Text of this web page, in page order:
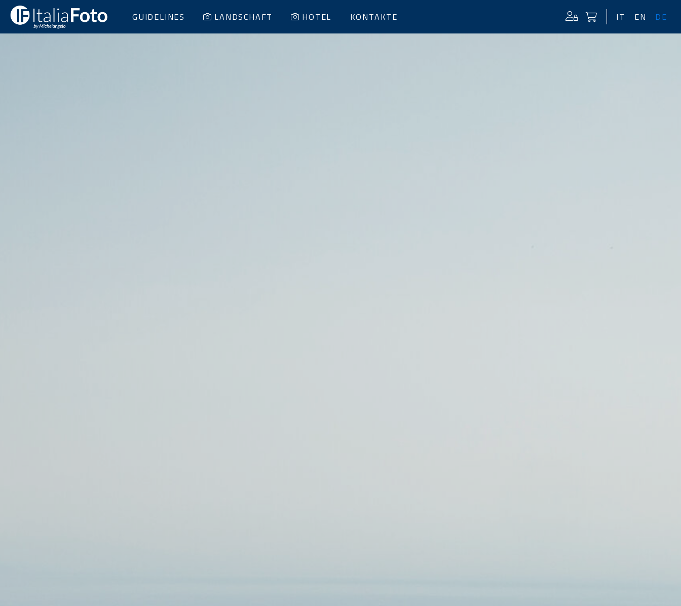
GUIDELINES LANDSCHAFT HOTEL KONTAKTE IT EN DE